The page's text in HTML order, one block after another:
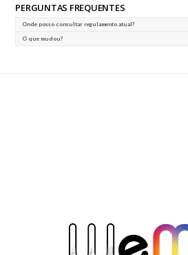
PERGUNTAS FREQUENTES
Onde posso consultar regulamento atual?
O que mudou?